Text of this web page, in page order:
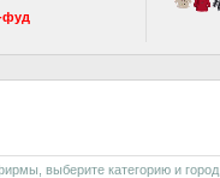
фуд
выберите категорию и город